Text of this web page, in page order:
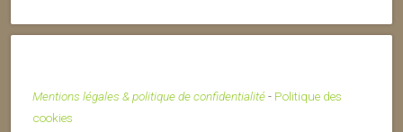
Mentions légales & politique de confidentialité- Politique des
cookies